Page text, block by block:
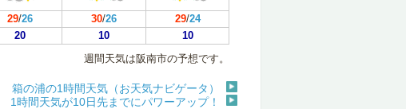
29/26 30/26 29/24
20 10
10
週間天気は阪南市の予想です。
箱の浦の1時間天気（お天気ナビゲータ）
1時間天気が10日先までにパワーアップ！